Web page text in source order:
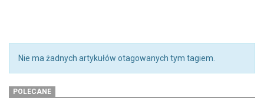
Nie ma żadnych artykułów otagowanych tym tagiem.
POLECANE